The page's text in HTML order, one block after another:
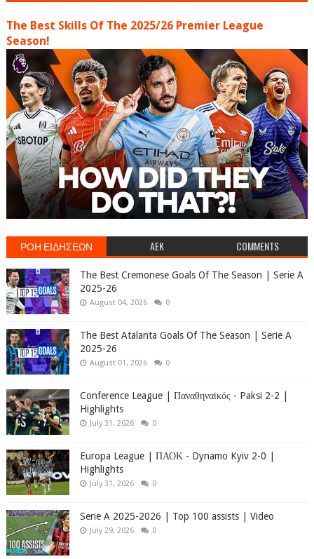
The Best Skills Of The 2025/26 Premier League
Season!
ΡΟΗ ΕΙΔΗΣΕΩΝ AEK COMMENTS
The Best Cremonese Goals Of The Season | Serie A
2025-26
August 04, 2026 0
The Best Atalanta Goals Of The Season | Serie A
2025-26
August 01, 2026 0
Conference League | Παναθηναϊκός - Paksi 2-2 |
Highlights
July 31, 2026 0
Europa League | ΠΑΟΚ - Dynamo Kyiv 2-0 |
Highlights
July 31, 2026 0
Serie A 2025-2026 | Top 100 assists | Video
July 29, 2026 0